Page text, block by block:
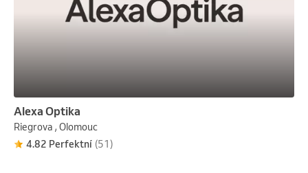
Alexa Optika
Riegrova , Olomouc
4.82 Perfektní (51)